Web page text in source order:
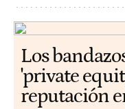
Los
'private
reputación